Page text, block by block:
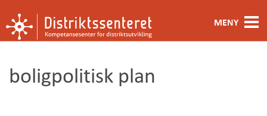
MENY
Metoder og verktøy
boligpolitisk plan